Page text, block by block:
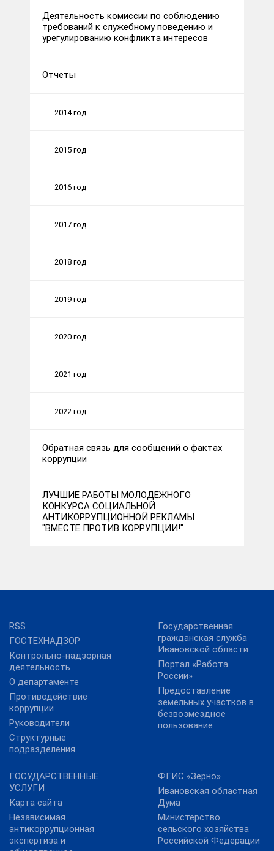
Деятельность комиссии по соблюдению
требований к служебному поведению и
урегулированию конфликта интересов
Отчеты
2014 год
2015 год
2016 год
2017 год
2018 год
2019 год
2020 год
2021 год
2022 год
Обратная связь для сообщений о фактах
коррупции
ЛУЧШИЕ РАБОТЫ МОЛОДЕЖНОГО
КОНКУРСА СОЦИАЛЬНОЙ
АНТИКОРРУПЦИОННОЙ РЕКЛАМЫ
"ВМЕСТЕ ПРОТИВ КОРРУПЦИИ!"
RSS
ГОСТЕХНАДЗОР
Контрольно-надзорная
деятельность
О департаменте
Противодействие
коррупции
Руководители
Структурные
подразделения
Государственная
гражданская служба
Ивановской области
Портал «Работа
России»
Предоставление
земельных участков в
безвозмездное
пользование
ГОСУДАРСТВЕННЫЕ
УСЛУГИ
Карта сайта
Независимая
антикоррупционная
экспертиза и
ФГИС «Зерно»
Ивановская областная
Дума
Министерство
сельского хозяйства
Российской Федерации